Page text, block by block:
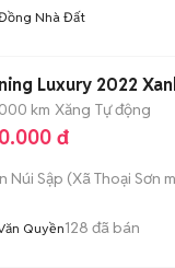
Nhà Đất
Luxury 2022
km Xăng Tự động
đ
Núi Sập (Xã Thoại Sơn
Quyền128 đã bán